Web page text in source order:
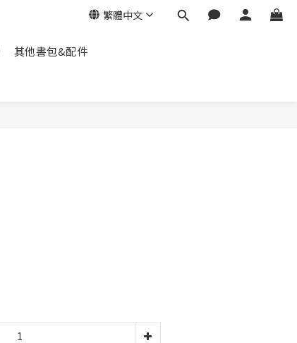
繁體中文
其他書包&配件